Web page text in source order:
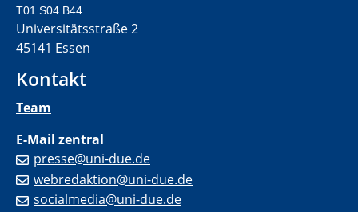
T01 S04 B44
Universitätsstraße 2
45141 Essen
Kontakt
Team
E-Mail zentral
presse@uni-due.de
webredaktion@uni-due.de
socialmedia@uni-due.de